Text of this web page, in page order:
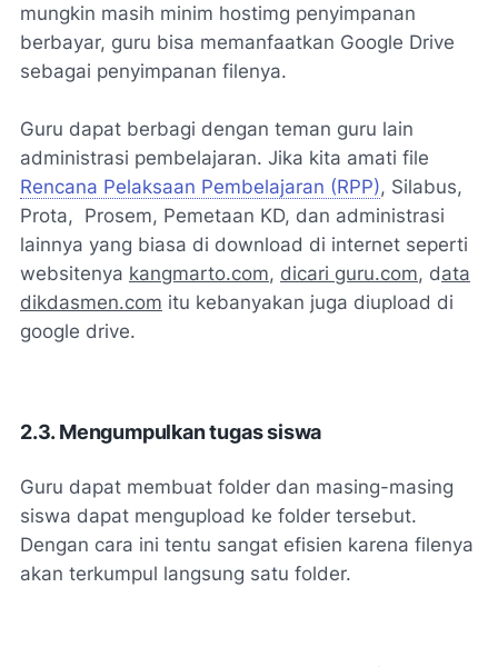
mungkin masih minim hostimg penyimpanan
berbayar, guru bisa memanfaatkan Google Drive
sebagai penyimpanan filenya.
Guru dapat berbagi dengan teman guru lain
administrasi pembelajaran. Jika kita amati file
Rencana Pelaksaan Pembelajaran (RPP), Silabus,
Prota, Prosem, Pemetaan KD, dan administrasi
lainnya yang biasa di download di internet seperti
websitenya kangmarto.com, dicari guru.com, data
dikdasmen.com itu kebanyakan juga diupload di
google drive.
2.3. Mengumpulkan tugas siswa
Guru dapat membuat folder dan masing-masing
siswa dapat mengupload ke folder tersebut.
Dengan cara ini tentu sangat efisien karena filenya
akan terkumpul langsung satu folder.